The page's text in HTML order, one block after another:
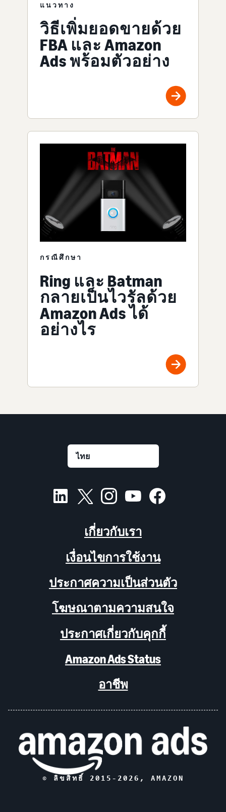
แนวทาง
วิธีเพิ่มยอดขายด้วย
FBA และ Amazon
Ads พร้อมตัวอย่าง
กรณีศึกษา
Ring และ Batman
กลายเป็นไวรัลด้วย
Amazon Ads ได้
อย่างไร
เกี่ยวกับเรา
เงื่อนไขการใช้งาน
ประกาศความเป็นส่วนตัว
โฆษณาตามความสนใจ
ประกาศเกี่ยวกับคุกกี้
Amazon Ads Status
อาชีพ
© ลิขสิทธิ์ 2015- 2026 , AMAZON